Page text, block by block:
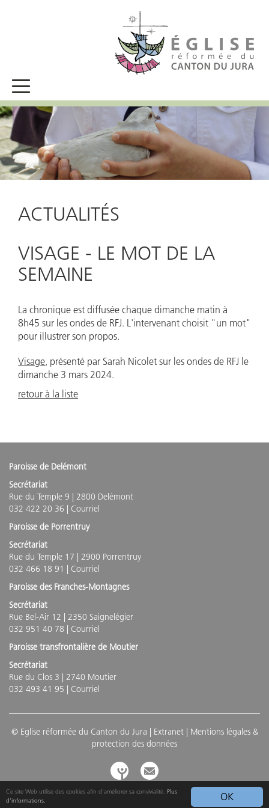
OK
Ce site Web utilise des cookies afin d'améliorer sa convivialité. Plus
d'informations.
ACTUALITÉS
VISAGE - LE MOT DE LA
SEMAINE
La chronique est diffusée chaque dimanche matin à
8h45 sur les ondes de RFJ. L'intervenant choisit "un mot"
pour illustrer son propos.
Visage, présenté par Sarah Nicolet sur les ondes de RFJ le
dimanche 3 mars 2024.
retour à la liste
Paroisse de Delémont
Secrétariat
Rue du Temple 9 | 2800 Delémont
032 422 20 36 | Courriel
Paroisse de Porrentruy
Secrétariat
Rue du Temple 17 | 2900 Porrentruy
032 466 18 91 | Courriel
Paroisse des Franches-Montagnes
Secrétariat
Rue Bel-Air 12 | 2350 Saignelégier
032 951 40 78 | Courriel
Paroisse transfrontalière de Moutier
Secrétariat
Rue du Clos 3 | 2740 Moutier
032 493 41 95 | Courriel
© Eglise réformée du Canton du Jura | Extranet| Mentions légales &
protection des données